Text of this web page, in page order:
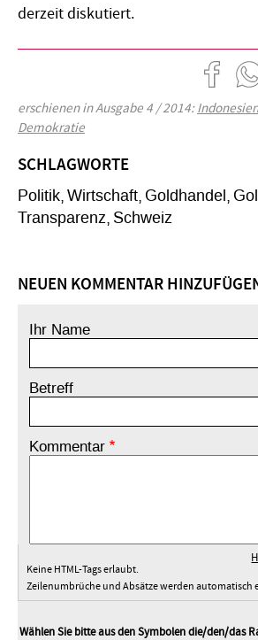
derzeit diskutiert.
erschienen in Ausgabe 4 / 2014:
Demokratie
SCHLAGWORTE
Politik Wirtschaft Goldhandel
Transparenz Schweiz
NEUEN KOMMENTAR
Ihr Name
Betreff
Kommentar
Keine HTML-Tags erlaubt.
Zeilenumbrüche und Absätze werden automatisch
Wählen Sie bitte aus den Symbolen die/den/das